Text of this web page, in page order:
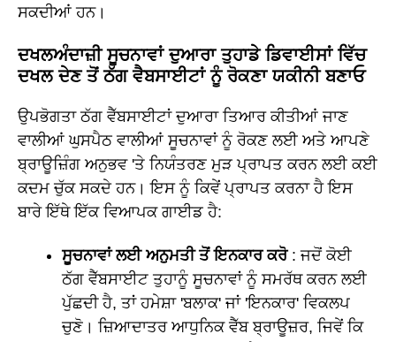
ਸਕਦੀਆਂ ਹਨ।
ਦਖਲਅੰਦਾਜ਼ੀ ਸੂਚਨਾਵਾਂ ਦੁਆਰਾ ਤੁਹਾਡੇ ਡਿਵਾਈਸਾਂ ਵਿੱਚ
ਦਖਲ ਦੇਣ ਤੋਂ ਠੱਗ ਵੈਬਸਾਈਟਾਂ ਨੂੰ ਰੋਕਣਾ ਯਕੀਨੀ ਬਣਾਓ
ਉਪਭੋਗਤਾ ਠੱਗ ਵੈੱਬਸਾਈਟਾਂ ਦੁਆਰਾ ਤਿਆਰ ਕੀਤੀਆਂ ਜਾਣ
ਵਾਲੀਆਂ ਘੁਸਪੈਠ ਵਾਲੀਆਂ ਸੂਚਨਾਵਾਂ ਨੂੰ ਰੋਕਣ ਲਈ ਅਤੇ ਆਪਣੇ
ਬ੍ਰਾਊਜ਼ਿੰਗ ਅਨੁਭਵ 'ਤੇ ਨਿਯੰਤਰਣ ਮੁੜ ਪ੍ਰਾਪਤ ਕਰਨ ਲਈ ਕਈ
ਕਦਮ ਚੁੱਕ ਸਕਦੇ ਹਨ। ਇਸ ਨੂੰ ਕਿਵੇਂ ਪ੍ਰਾਪਤ ਕਰਨਾ ਹੈ ਇਸ
ਬਾਰੇ ਇੱਥੇ ਇੱਕ ਵਿਆਪਕ ਗਾਈਡ ਹੈ:
ਸੂਚਨਾਵਾਂ ਲਈ ਅਨੁਮਤੀ ਤੋਂ ਇਨਕਾਰ ਕਰੋ: ਜਦੋਂ ਕੋਈ
ਠੱਗ ਵੈੱਬਸਾਈਟ ਤੁਹਾਨੂੰ ਸੂਚਨਾਵਾਂ ਨੂੰ ਸਮਰੱਥ ਕਰਨ ਲਈ
ਪੁੱਛਦੀ ਹੈ, ਤਾਂ ਹਮੇਸ਼ਾ 'ਬਲਾਕ' ਜਾਂ 'ਇਨਕਾਰ' ਵਿਕਲਪ
ਚੁਣੋ। ਜ਼ਿਆਦਾਤਰ ਆਧੁਨਿਕ ਵੈੱਬ ਬ੍ਰਾਊਜ਼ਰ, ਜਿਵੇਂ ਕਿ